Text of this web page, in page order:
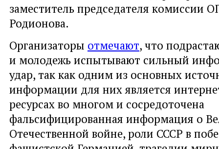
заместитель председателя комиссии
Родионова.
Организаторы отмечают, что
и молодежь испытывают сильный
удар, так как одним из основных
информации для них является
ресурсах во многом и сосредоточена
фальсифицированная информация о
Отечественной войне, роли СССР в